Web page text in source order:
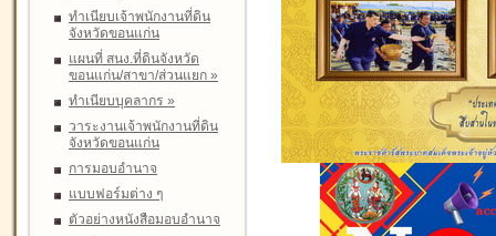
ทำเนียบเจ้าพนักงานที่ดิน
จังหวัดขอนแก่น
แผนที่ สนง.ที่ดินจังหวัด
ขอนแก่น/สาขา/ส่วนแยก »
ทำเนียบบุคลากร »
วาระงานเจ้าพนักงานที่ดิน
จังหวัดขอนแก่น
การมอบอำนาจ
แบบฟอร์มต่าง ๆ
ตัวอย่างหนังสือมอบอำนาจ